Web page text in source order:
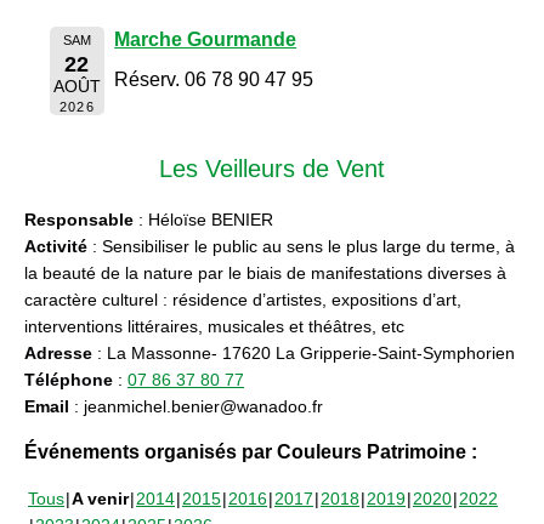
SAM
22
AOÛT
2026
Marche Gourmande
Réserv. 06 78 90 47 95
Les Veilleurs de Vent
Responsable : Héloïse BENIER
Activité : Sensibiliser le public au sens le plus large du terme, à
la beauté de la nature par le biais de manifestations diverses à
caractère culturel : résidence d’artistes, expositions d’art,
interventions littéraires, musicales et théâtres, etc
Adresse : La Massonne- 17620 La Gripperie-Saint-Symphorien
Téléphone : 07 86 37 80 77
Email : jeanmichel.benier@wanadoo.fr
Événements organisés par Couleurs Patrimoine :
Tous A venir 2014 2015 2016 2017 2018 2019 2020 2022